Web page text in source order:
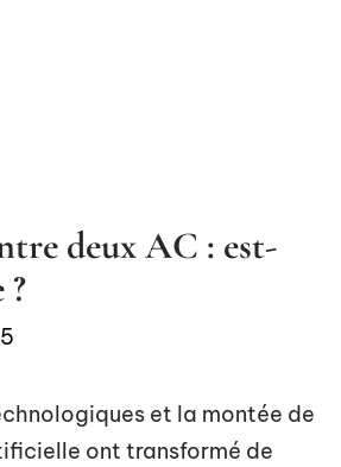
deux AC : est-
?
et la montée de
ont transformé de